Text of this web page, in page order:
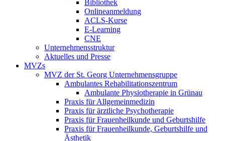
Bibliothek
Onlineanmeldung
ACLS-Kurse
E-Learning
CNE
Unternehmensstruktur
Aktuelles und Presse
MVZs
MVZ der St. Georg Unternehmensgruppe
Ambulantes Rehabilitationszentrum
Ambulante Physiotherapie in Grünau
Praxis für Allgemeinmedizin
Praxis für ärztliche Psychotherapie
Praxis für Frauenheilkunde und Geburtshilfe
Praxis für Frauenheilkunde, Geburtshilfe und
Ästhetik